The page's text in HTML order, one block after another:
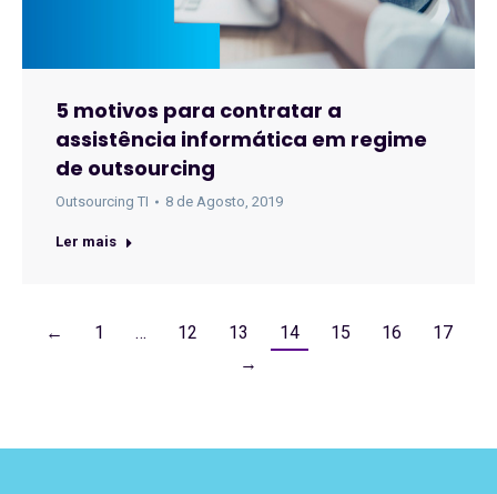
5 motivos para contratar a
assistência informática em regime
de outsourcing
Outsourcing TI 8 de Agosto, 2019
Ler mais
← 1 … 12 13 14 15 16
17
→